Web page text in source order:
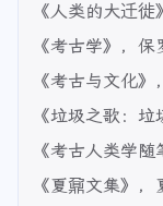
《人类的大迁
《考古学》，
《考古与文化
《垃圾之歌：垃
《考古人类学
《夏鼐文集》，